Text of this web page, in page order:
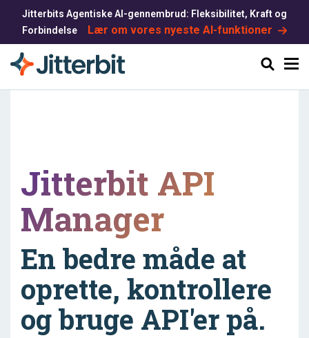
Søg
Jitterbits Agentiske AI-gennembrud: Fleksibilitet, Kraft og
Forbindelse
Lær om vores nyeste AI-funktioner
Jitterbit API
Manager
En bedre måde at
oprette, kontrollere
og bruge API'er på.